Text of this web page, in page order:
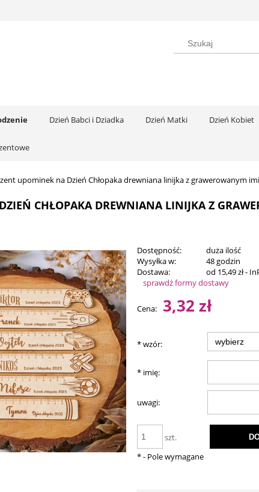
Dzień Babci i Dziadka Dzień Matki Dzień Kobiet
upominek na Dzień Chłopaka drewniana linijka z grawerowanym
CHŁOPAKA DREWNIANA LINIJKA Z
Dostępność:
duża ilość
Wysyłka w:
48 godzin
Dostawa:
od 15,49 zł-
Cena nie zawiera
płatności
sprawdź formy dostawy
Cena: 3,32 zł
*wzór:
* imię:
uwagi:
szt.
*- Pole wymagane